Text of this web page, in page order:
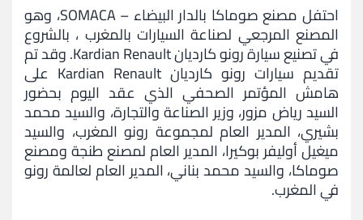
إعلانات
اشعارات
مركز
الإعلام
الإتصال
احتفل مصنع صوماكا بالدار البيضاء – SOMACA، وهو
المصنع المرجعي لصناعة السيارات بالمغرب ، بالشروع
في تصنيع سيارة رونو كارديان Kardian Renault. وقد تم
تقديم سيارات رونو كارديان Kardian Renault على
هامش المؤتمر الصحفي الذي عقد اليوم بحضور
السيد رياض مزور، وزير الصناعة والتجارة، والسيد محمد
بشيري، المدير العام لمجموعة رونو المغرب، والسيد
ميغيل أوليفر بوكيرا، المدير العام لمصنع طنجة ومصنع
صوماكا، والسيد محمد بناني، المدير العام لعالمة رونو
في المغرب.